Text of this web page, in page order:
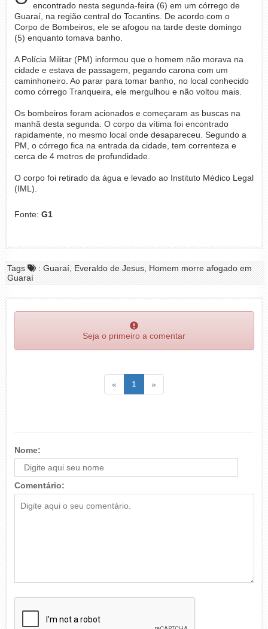
encontrado nesta segunda-feira (6) em um córrego de
Guaraí, na região central do Tocantins. De acordo com o
Corpo de Bombeiros, ele se afogou na tarde deste domingo
(5) enquanto tomava banho.
A Polícia Militar (PM) informou que o homem não morava na
cidade e estava de passagem, pegando carona com um
caminhoneiro. Ao parar para tomar banho, no local conhecido
como córrego Tranqueira, ele mergulhou e não voltou mais.
Os bombeiros foram acionados e começaram as buscas na
manhã desta segunda. O corpo da vítima foi encontrado
rapidamente, no mesmo local onde desapareceu. Segundo a
PM, o córrego fica na entrada da cidade, tem correnteza e
cerca de 4 metros de profundidade.
O corpo foi retirado da água e levado ao Instituto Médico Legal
(IML).
Fonte: G1
Tags
: Guaraí, Everaldo de Jesus, Homem morre afogado em
Guaraí
Seja o primeiro a comentar
« Voltar1 (atual)
»
Nome:
Comentário: